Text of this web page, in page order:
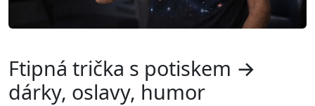
Ftipná trička s potiskem →
dárky, oslavy, humor